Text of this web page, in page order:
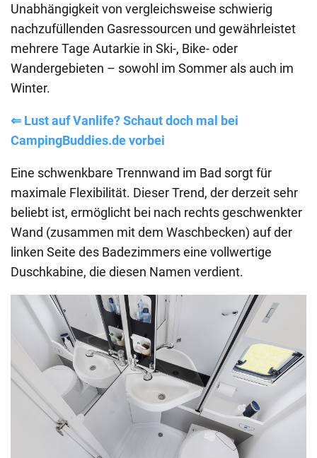
Unabhängigkeit von vergleichsweise schwierig
nachzufüllenden Gasressourcen und gewährleistet
mehrere Tage Autarkie in Ski-, Bike- oder
Wandergebieten – sowohl im Sommer als auch im
Winter.
⇐ Lust auf Vanlife? Schaut doch mal bei
CampingBuddies.de vorbei
Eine schwenkbare Trennwand im Bad sorgt für
maximale Flexibilität. Dieser Trend, der derzeit sehr
beliebt ist, ermöglicht bei nach rechts geschwenkter
Wand (zusammen mit dem Waschbecken) auf der
linken Seite des Badezimmers eine vollwertige
Duschkabine, die diesen Namen verdient.